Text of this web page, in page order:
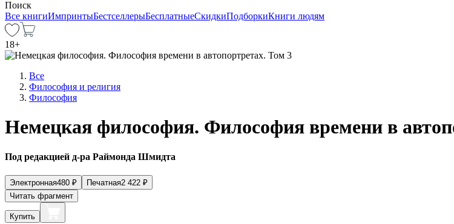
Поиск
Все книгиИмпринтыБестселлерыБесплатныеСкидкиПодборкиКниги людям
18+
Все
Философия и религия
Философия
Немецкая философия. Философия времени в
Под редакцией д-ра Раймонда Шмидта
Электронная480 ₽ Печатная2 422 ₽
Читать фрагмент
Купить